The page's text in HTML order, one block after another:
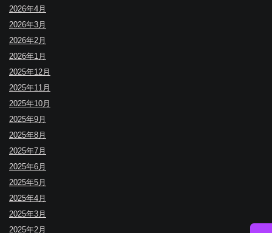
2026年4月
2026年3月
2026年2月
2026年1月
2025年12月
2025年11月
2025年10月
2025年9月
2025年8月
2025年7月
2025年6月
2025年5月
2025年4月
2025年3月
2025年2月